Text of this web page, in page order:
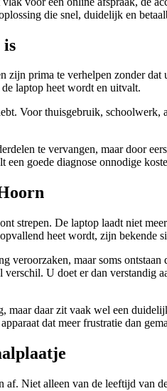
die snel, duidelijk en
is
prima te verhelpen zonder
laptop heet wordt en uitvalt.
Voor thuisgebruik,
te vervangen, maar door
goede diagnose onnodige
strepen. De laptop laadt niet
heet wordt, zijn bekende
maar soms
U doet er dan verstandig
daar zit vaak wel een
dat meer frustratie dan
Niet alleen van de leeftijd van